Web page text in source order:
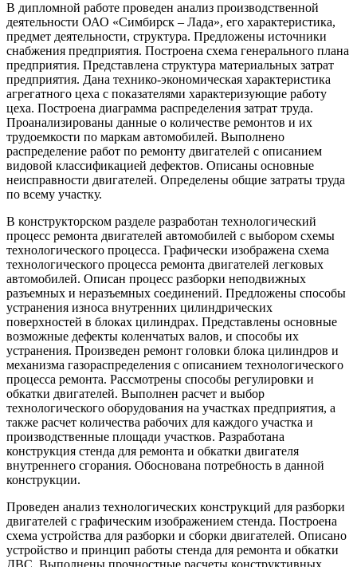
В дипломной работе проведен анализ производственной
деятельности ОАО «Симбирск – Лада», его характеристика,
предмет деятельности, структура. Предложены источники
снабжения предприятия. Построена схема генерального плана
предприятия. Представлена структура материальных затрат
предприятия. Дана технико-экономическая характеристика
агрегатного цеха с показателями характеризующие работу
цеха. Построена диаграмма распределения затрат труда.
Проанализированы данные о количестве ремонтов и их
трудоемкости по маркам автомобилей. Выполнено
распределение работ по ремонту двигателей с описанием
видовой классификацией дефектов. Описаны основные
неисправности двигателей. Определены общие затраты труда
по всему участку.
В конструкторском разделе разработан технологический
процесс ремонта двигателей автомобилей с выбором схемы
технологического процесса. Графически изображена схема
технологического процесса ремонта двигателей легковых
автомобилей. Описан процесс разборки неподвижных
разъемных и неразъемных соединений. Предложены способы
устранения износа внутренних цилиндрических
поверхностей в блоках цилиндрах. Представлены основные
возможные дефекты коленчатых валов, и способы их
устранения. Произведен ремонт головки блока цилиндров и
механизма газораспределения с описанием технологического
процесса ремонта. Рассмотрены способы регулировки и
обкатки двигателей. Выполнен расчет и выбор
технологического оборудования на участках предприятия, а
также расчет количества рабочих для каждого участка и
производственные площади участков. Разработана
конструкция стенда для ремонта и обкатки двигателя
внутреннего сгорания. Обоснована потребность в данной
конструкции.
Проведен анализ технологических конструкций для разборки
двигателей с графическим изображением стенда. Построена
схема устройства для разборки и сборки двигателей. Описано
устройство и принцип работы стенда для ремонта и обкатки